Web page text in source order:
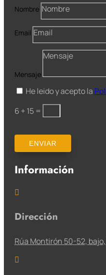
Nombre
Email
Mensaje
He leido y acepto la
6 + 15=
ENVIAR
Información

Dirección
Rúa Montirón 50-52,
